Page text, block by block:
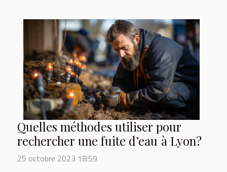
Quelles méthodes utiliser pour
rechercher une fuite d’eau à Lyon?
25 octobre 2023 18:59